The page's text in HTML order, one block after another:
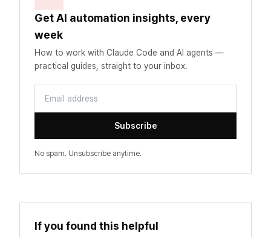
Get AI automation insights, every
week
How to work with Claude Code and AI agents —
practical guides, straight to your inbox.
Subscribe
No spam. Unsubscribe anytime.
If you found this helpful